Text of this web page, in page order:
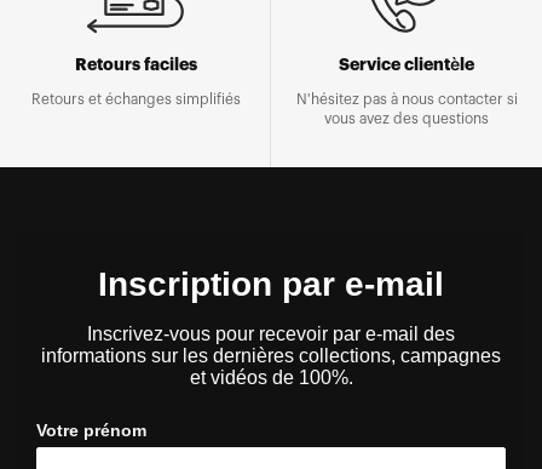
Retours faciles
Retours et échanges simplifiés
Service clientèle
N'hésitez pas à nous contacter si
vous avez des questions
Inscription par e-mail
Inscrivez-vous pour recevoir par e-mail des
informations sur les dernières collections, campagnes
et vidéos de 100%.
Votre prénom